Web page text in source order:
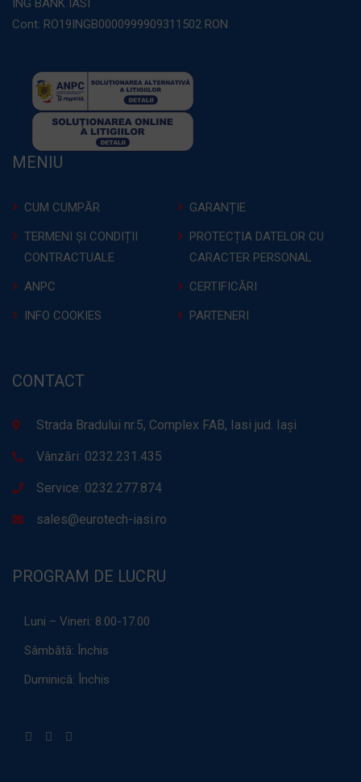
ING BANK IASI
Cont: RO19INGB0000999909311502 RON
MENIU
CUM CUMPĂR
GARANȚIE
TERMENI ȘI CONDIȚII
CONTRACTUALE
PROTECȚIA DATELOR CU
CARACTER PERSONAL
ANPC
CERTIFICĂRI
INFO COOKIES
PARTENERI
CONTACT
Strada Bradului nr.5, Complex FAB, Iasi jud. Iași
Vânzări: 0232.231.435
Service: 0232.277.874
sales@eurotech-iasi.ro
PROGRAM DE LUCRU
Luni – Vineri: 8.00-17.00
Sâmbătă: Închis
Duminică: Închis